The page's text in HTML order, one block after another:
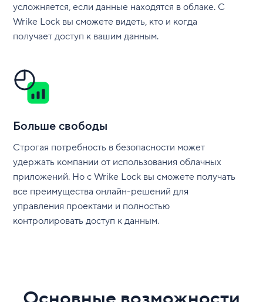
усложняется, если данные находятся в облаке. С
Wrike Lock вы сможете видеть, кто и когда
получает доступ к вашим данным.
Больше свободы
Строгая потребность в безопасности может
удержать компании от использования облачных
приложений. Но с Wrike Lock вы сможете получать
все преимущества онлайн-решений для
управления проектами и полностью
контролировать доступ к данным.